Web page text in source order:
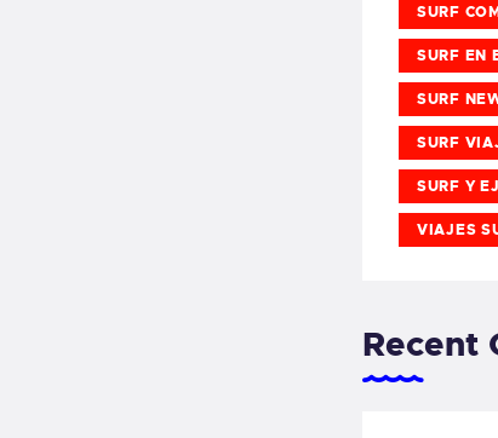
SURF
SURF EN
SURF
SURF
SURF Y
VIAJES
Recent